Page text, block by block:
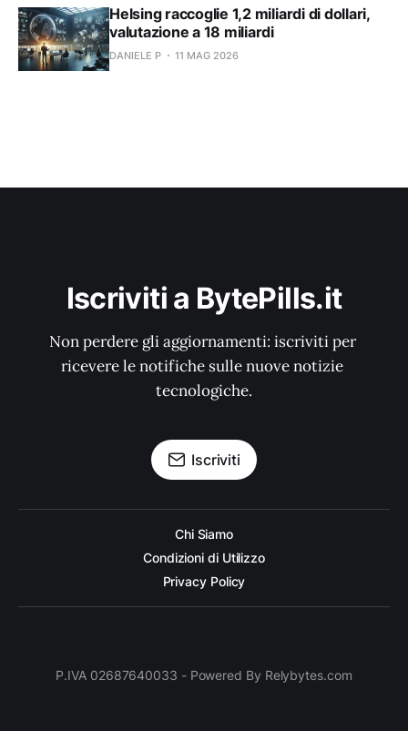
Helsing raccoglie 1,2 miliardi di dollari,
valutazione a 18 miliardi
DANIELE P 11 MAG 2026
Iscriviti a BytePills.it
Non perdere gli aggiornamenti: iscriviti per
ricevere le notifiche sulle nuove notizie
tecnologiche.
Iscriviti
Chi Siamo
Condizioni di Utilizzo
Privacy Policy
P.IVA 02687640033 - Powered By Relybytes.com